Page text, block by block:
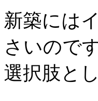
新築には
さいので
選択肢と